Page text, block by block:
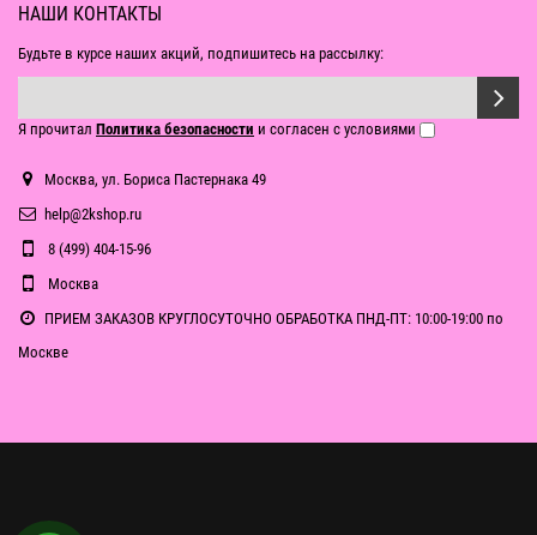
НАШИ КОНТАКТЫ
Будьте в курсе наших акций, подпишитесь на рассылку:
Я прочитал Политика безопасности и согласен с условиями
Москва, ул. Бориса Пастернака 49
help@2kshop.ru
8 (499) 404-15-96
Москва
ПРИЕМ ЗАКАЗОВ КРУГЛОСУТОЧНО ОБРАБОТКА ПНД-ПТ: 10:00-19:00 по
Москве